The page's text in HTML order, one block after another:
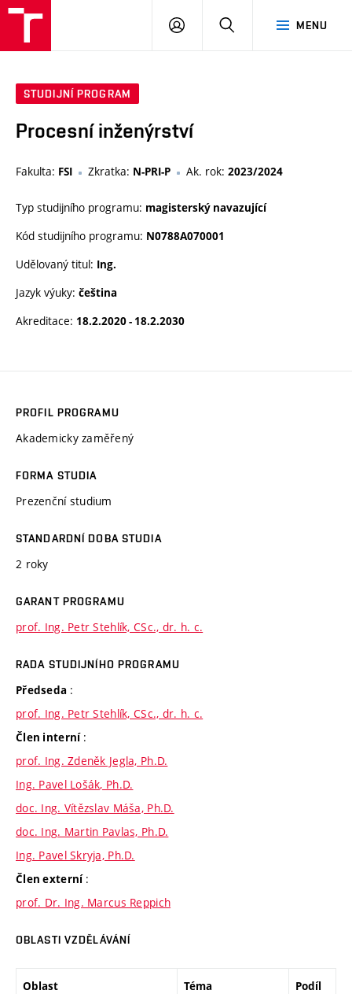
MENU
PŘIHLÁSIT
STUDIJNÍ PROGRAM
Procesní inženýrství
Fakulta: FSI Zkratka: N-PRI-P Ak. rok: 2023/2024
Typ studijního programu: magisterský navazující
Kód studijního programu: N0788A070001
Udělovaný titul: Ing.
Jazyk výuky: čeština
Akreditace: 18.2.2020 - 18.2.2030
PROFIL PROGRAMU
Akademicky zaměřený
FORMA STUDIA
Prezenční studium
STANDARDNÍ DOBA STUDIA
2 roky
GARANT PROGRAMU
prof. Ing. Petr Stehlík, CSc., dr. h. c.
RADA STUDIJNÍHO PROGRAMU
Předseda :
prof. Ing. Petr Stehlík, CSc., dr. h. c.
Člen interní :
prof. Ing. Zdeněk Jegla, Ph.D.
Ing. Pavel Lošák, Ph.D.
doc. Ing. Vítězslav Máša, Ph.D.
doc. Ing. Martin Pavlas, Ph.D.
Ing. Pavel Skryja, Ph.D.
Člen externí :
prof. Dr. Ing. Marcus Reppich
OBLASTI VZDĚLÁVÁNÍ
Oblast Téma
Podíl